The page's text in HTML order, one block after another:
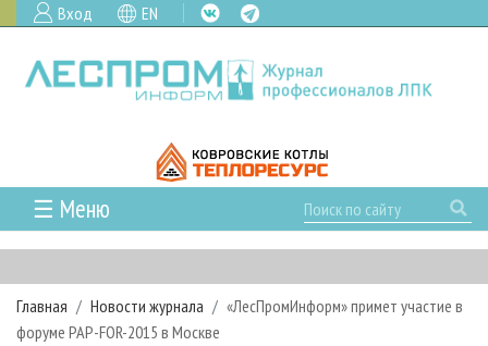
Вход EN
☰ Меню
ГЛАВНАЯ
РУБРИКИ И ТЕМЫ
РУБРИКИ ЖУРНАЛА
НОВОСТИ
Главная Новости журнала
«ЛесПромИнформ» примет участие в
форуме PAP-FOR-2015 в Москве